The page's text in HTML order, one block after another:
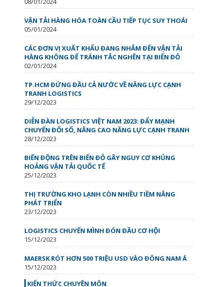
VẬN TẢI HÀNG HÓA TOÀN CẦU TIẾP TỤC SUY THOÁI
05/01/2024
CÁC ĐƠN VỊ XUẤT KHẨU ĐANG NHẮM ĐẾN VẬN TẢI
HÀNG KHÔNG ĐỂ TRÁNH TẮC NGHẼN TẠI BIỂN ĐỎ
02/01/2024
TP.HCM ĐỨNG ĐẦU CẢ NƯỚC VỀ NĂNG LỰC CẠNH
TRANH LOGISTICS
29/12/2023
DIỄN ĐÀN LOGISTICS VIỆT NAM 2023: ĐẨY MẠNH
CHUYỂN ĐỔI SỐ, NÂNG CAO NĂNG LỰC CẠNH TRANH
28/12/2023
BIẾN ĐỘNG TRÊN BIỂN ĐỎ GÂY NGUY CƠ KHỦNG
HOẢNG VẬN TẢI QUỐC TẾ
25/12/2023
THỊ TRƯỜNG KHO LẠNH CÒN NHIỀU TIỀM NĂNG
PHÁT TRIỂN
23/12/2023
LOGISTICS CHUYỂN MÌNH ĐÓN ĐẦU CƠ HỘI
15/12/2023
MAERSK RÓT HƠN 500 TRIỆU USD VÀO ĐÔNG NAM Á
15/12/2023
KIẾN THỨC CHUYÊN MÔN